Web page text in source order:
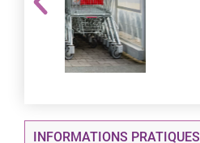
INFORMATIONS PRATIQUES